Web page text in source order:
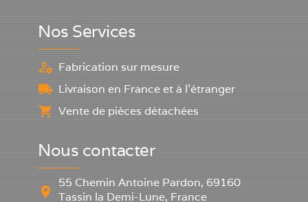
Nos Services
Fabrication sur mesure
Livraison en France et à l'étranger
Vente de pièces détachées
Nous contacter
55 Chemin Antoine Pardon, 69160
Tassin la Demi-Lune, France